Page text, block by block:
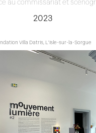
au commissariat et
2023
Villa Datris, L'Isle-sur-la-Sorgue